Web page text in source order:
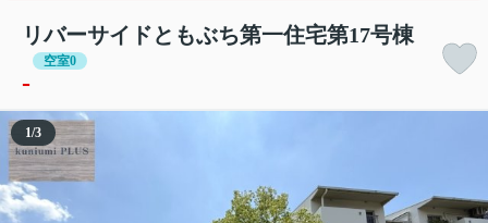
リバーサイドともぶち第一住宅第17号棟
空室0
-
1/3